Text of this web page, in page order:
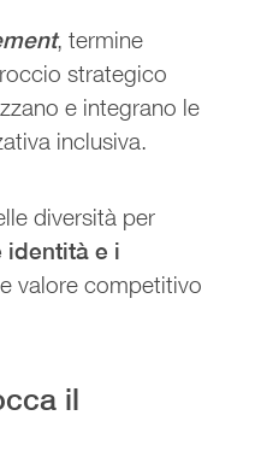
, termine
strategico
e integrano le
inclusiva.
diversità per
identità e i
valore competitivo
il